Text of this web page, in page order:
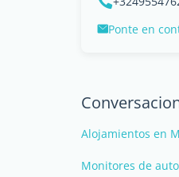
Ponte en
Alojamientos en
Monitores de